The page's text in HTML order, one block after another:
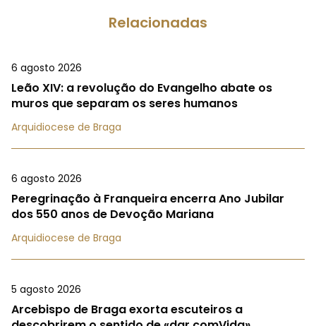
Relacionadas
6 agosto 2026
Leão XIV: a revolução do Evangelho abate os
muros que separam os seres humanos
Arquidiocese de Braga
6 agosto 2026
Peregrinação à Franqueira encerra Ano Jubilar
dos 550 anos de Devoção Mariana
Arquidiocese de Braga
5 agosto 2026
Arcebispo de Braga exorta escuteiros a